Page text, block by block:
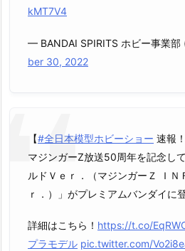
kMT7V4
— BANDAI SPIRITS ホビー事業部
ber 30, 2022
【#全日本模型ホビーショー 速報！
マジンガーZ放送50周年を記念し
ルドＶｅｒ．（マジンガーＺ ＩＮ
ｒ．）」がプレミアムバンダイに
詳細はこちら！ https://t.co/
プラモデル pic.twitter.com/